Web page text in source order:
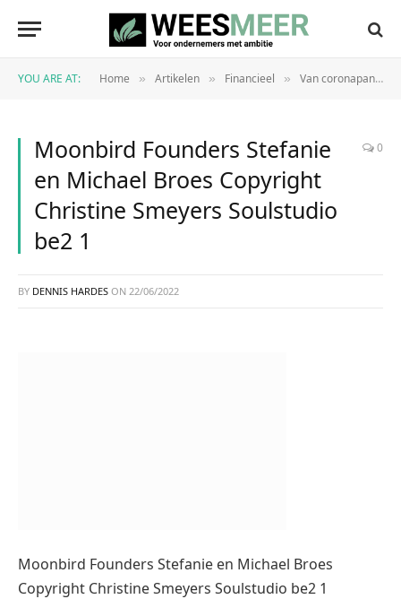
YOU ARE AT: Home » Artikelen » Financieel » Van coronapandemie tot chipschaarste: Hoe overleef je crisis op crisis als jonge hardware start-up?
Moonbird Founders Stefanie
en Michael Broes Copyright
Christine Smeyers Soulstudio
be2 1
0
BY DENNIS HARDES ON 22/06/2022
Moonbird Founders Stefanie en Michael Broes
Copyright Christine Smeyers Soulstudio be2 1